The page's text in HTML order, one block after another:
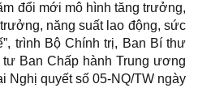
đổi mới mô hình tăng trưởng,
năng suất lao động, sức
trình Bộ Chính trị, Ban Bí thư
Ban Chấp hành Trung ương
Nghị quyết số 05-NQ/TW ngày